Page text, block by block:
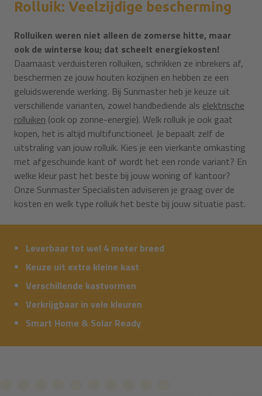
Rolluik: Veelzijdige bescherming
Rolluiken weren niet alleen de zomerse hitte, maar
ook de winterse kou; dat scheelt energiekosten!
Daarnaast verduisteren rolluiken, schrikken ze inbrekers af,
beschermen ze jouw houten kozijnen en hebben ze een
geluidswerende werking. Bij Sunmaster heb je keuze uit
verschillende varianten, zowel handbediende als elektrische
rolluiken (ook op zonne-energie). Welk rolluik je ook gaat
kopen, het is altijd multifunctioneel. Je bepaalt zelf de
uitstraling van jouw rolluik. Kies je een vierkante omkasting
met afgeschuinde kant of wordt het een ronde variant? En
welke kleur past het beste bij jouw woning of kantoor?
Onze Sunmaster Specialisten adviseren je graag over de
kosten en welk type rolluik het beste bij jouw situatie past.
Leverbaar tot wel 4 meter breed
Keuze uit extra kleine kast
Verschillende kastvormen
Verkrijgbaar in vele kleuren
Smart Home & Solar Ready